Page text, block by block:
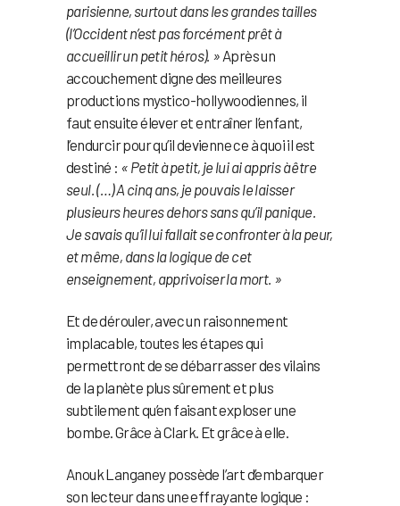
parisienne, surtout dans les grandes tailles
(l’Occident n’est pas forcément prêt à
accueillir un petit héros). » Après un
accouchement digne des meilleures
productions mystico-hollywoodiennes, il
faut ensuite élever et entraîner l’enfant,
l’endurcir pour qu’il devienne ce à quoi il est
destiné : « Petit à petit, je lui ai appris à être
seul. (…) A cinq ans, je pouvais le laisser
plusieurs heures dehors sans qu’il panique.
Je savais qu’il lui fallait se confronter à la peur,
et même, dans la logique de cet
enseignement, apprivoiser la mort. »
Et de dérouler, avec un raisonnement
implacable, toutes les étapes qui
permettront de se débarrasser des vilains
de la planète plus sûrement et plus
subtilement qu’en faisant exploser une
bombe. Grâce à Clark. Et grâce à elle.
Anouk Langaney possède l’art d’embarquer
son lecteur dans une effrayante logique :